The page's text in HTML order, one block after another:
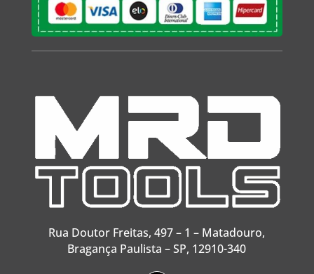
Rua Doutor Freitas, 497 – 1 – Matadouro,
Bragança Paulista – SP, 12910-340